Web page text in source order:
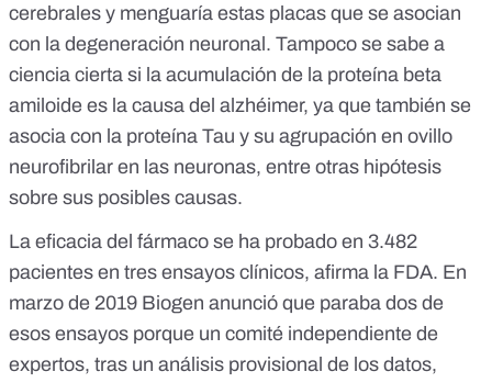
cerebrales y menguaría estas placas que se asocian
con la degeneración neuronal. Tampoco se sabe a
ciencia cierta si la acumulación de la proteína beta
amiloide es la causa del alzhéimer, ya que también se
asocia con la proteína Tau y su agrupación en ovillo
neurofibrilar en las neuronas, entre otras hipótesis
sobre sus posibles causas.
La eficacia del fármaco se ha probado en 3.482
pacientes en tres ensayos clínicos, afirma la FDA. En
marzo de 2019 Biogen anunció que paraba dos de
esos ensayos porque un comité independiente de
expertos, tras un análisis provisional de los datos,